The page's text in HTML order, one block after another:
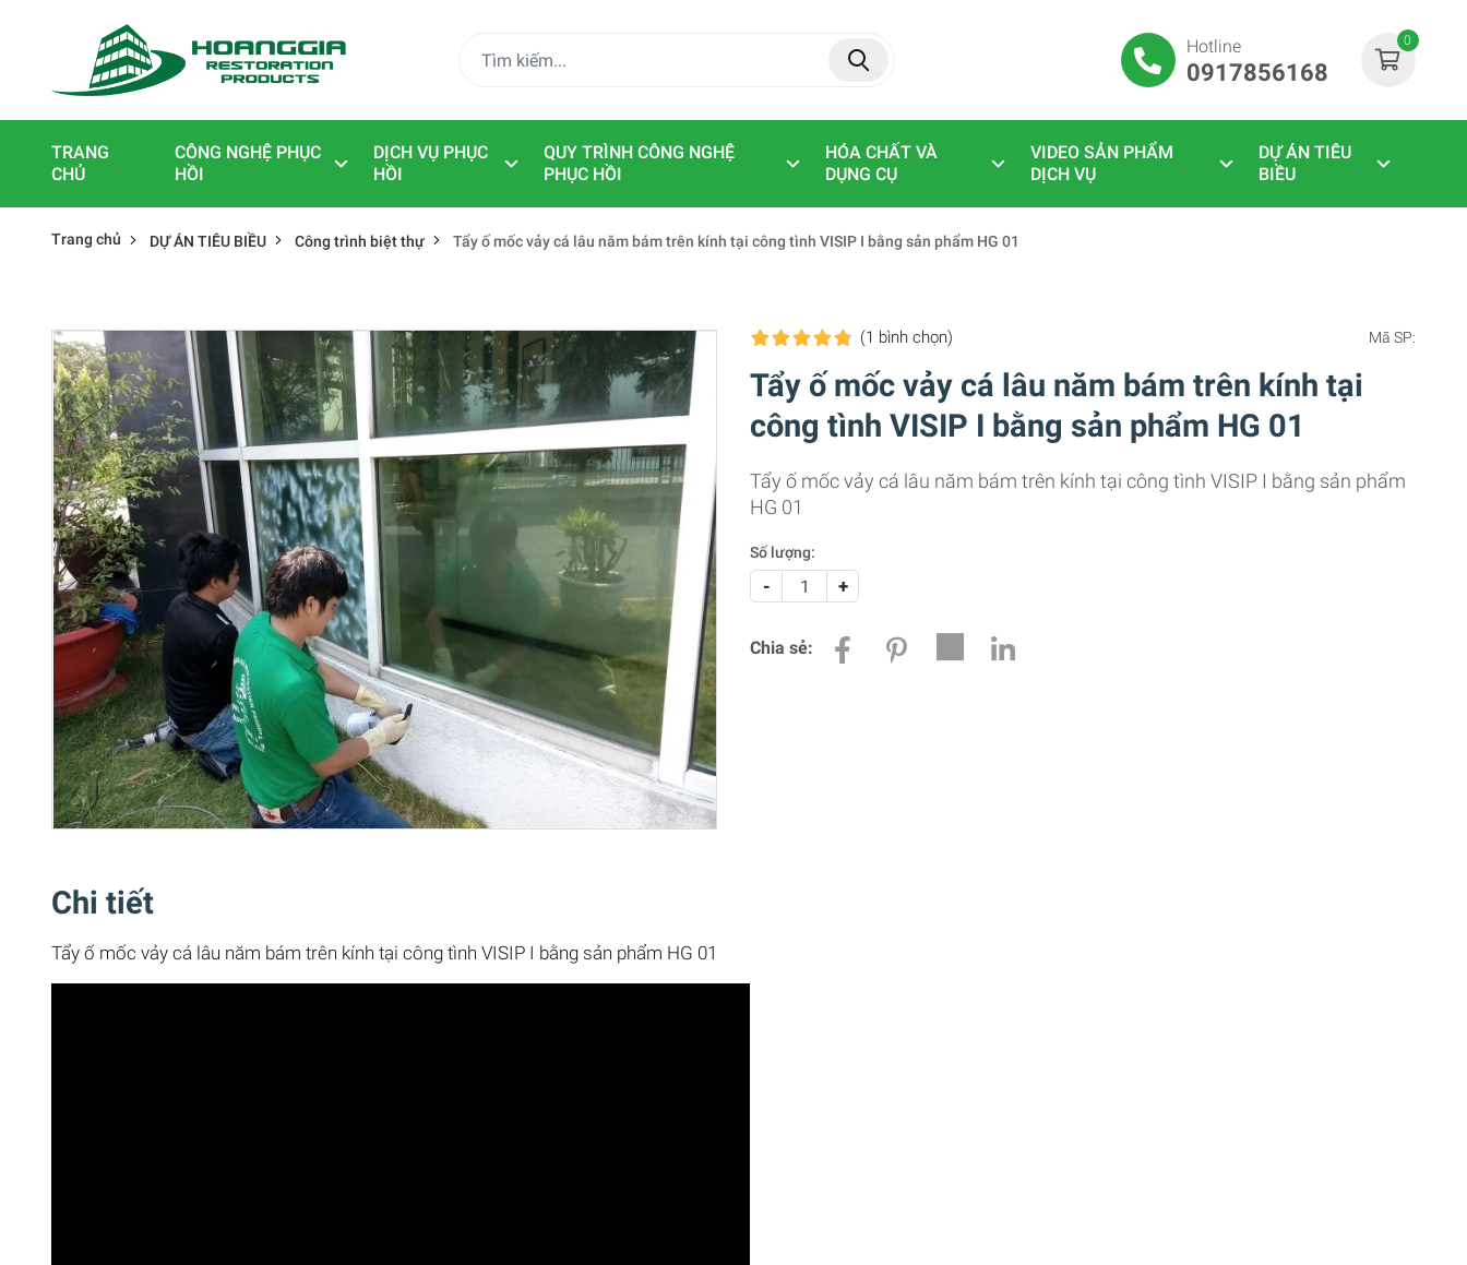
Hotline
0917856168
0
TRANG
CHỦ
CÔNG NGHỆ PHỤC
HỒI
DỊCH VỤ PHỤC
HỒI
QUY TRÌNH CÔNG NGHỆ
PHỤC HỒI
HÓA CHẤT VÀ
DỤNG CỤ
VIDEO SẢN PHẨM
DỊCH VỤ
DỰ ÁN TIÊU
BIỀU
Trang chủ DỰ ÁN TIÊU BIỀU Công trình biệt thự Tẩy ố mốc vảy cá lâu năm bám trên kính tại công tình VISIP I bằng sản phẩm HG 01
(1 bình chọn) Mã SP:
Tẩy ố mốc vảy cá lâu năm bám trên kính tại
công tình VISIP I bằng sản phẩm HG 01
Tẩy ố mốc vảy cá lâu năm bám trên kính tại công tình VISIP I bằng sản phẩm
HG 01
Số lượng:
- +
Chia sẻ:
Chi tiết
Tẩy ố mốc vảy cá lâu năm bám trên kính tại công tình VISIP I bằng sản phẩm HG 01